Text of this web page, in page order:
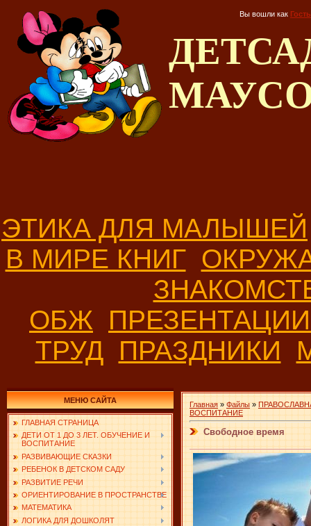
Вы вошли как Гость
ЭТИКА ДЛЯ МАЛЫШЕЙ
В МИРЕ КНИГ
ОБЖ
ТРУД ПРАЗДНИКИ
МЕНЮ САЙТА
ГЛАВНАЯ СТРАНИЦА
ДЕТИ ОТ 1 ДО 3 ЛЕТ. ОБУЧЕНИЕ И
ВОСПИТАНИЕ
РАЗВИВАЮЩИЕ СКАЗКИ
РЕБЕНОК В ДЕТСКОМ САДУ
РАЗВИТИЕ РЕЧИ
ОРИЕНТИРОВАНИЕ В ПРОСТРАНСТВЕ
МАТЕМАТИКА
ЛОГИКА ДЛЯ ДОШКОЛЯТ
Главная » Файлы »
ВОСПИТАНИЕ
Свободное время